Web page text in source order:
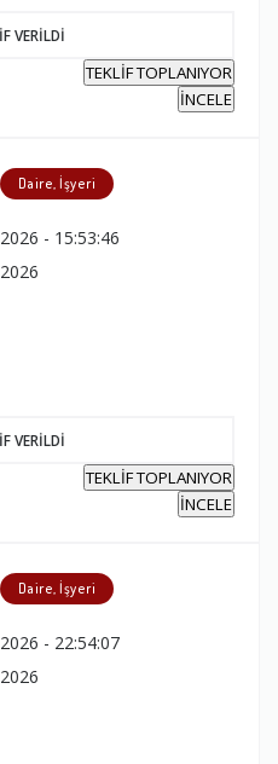
VERİLDİ
TEKLİF TOPLANIYOR
İNCELE
Daire, İşyeri
- 15:53:46
VERİLDİ
TEKLİF TOPLANIYOR
İNCELE
Daire, İşyeri
- 22:54:07